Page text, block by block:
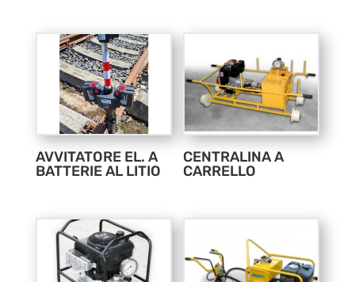
AVVITATORE EL. A
BATTERIE AL LITIO
CENTRALINA A
CARRELLO